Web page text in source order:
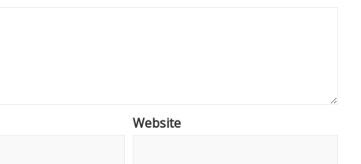
Website